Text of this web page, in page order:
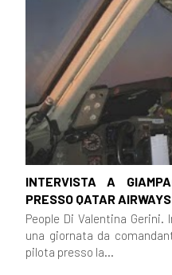
INTERVISTA A
PRESSO QATAR AIRWAYS
People Di Valentina Gerini.
una giornata da
pilota presso la...